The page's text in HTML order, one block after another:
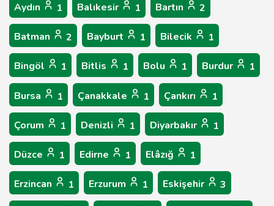
Aydın 1 Balıkesir 1 Bartın 2
Batman 2 Bayburt 1 Bilecik 1
Bingöl 1 Bitlis 1 Bolu 1 Burdur 1
Bursa 1 Çanakkale 1 Çankırı 1
Çorum 1 Denizli 1 Diyarbakır 1
Düzce 1 Edirne 1 Elâzığ 1
Erzincan 1 Erzurum 1 Eskişehir 3